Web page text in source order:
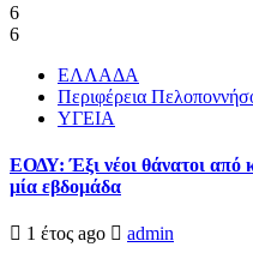
6
6
ΕΛΛΑΔΑ
Περιφέρεια
ΥΓΕΙΑ
ΕΟΔΥ: Έξι νέοι θάνατοι από
μία εβδομάδα
1 έτος ago admin